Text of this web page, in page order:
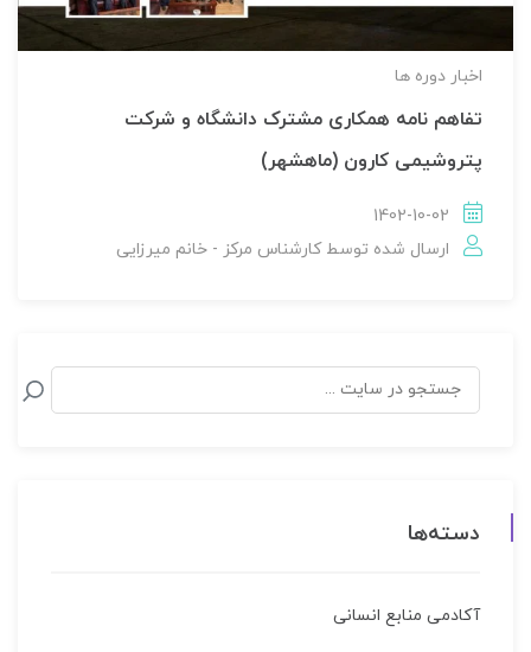
اخبار دوره ها
تفاهم نامه همکاری مشترک دانشگاه و شرکت
پتروشیمی کارون (ماهشهر)
1402-10-02
ارسال شده توسطکارشناس مرکز - خانم میرزایی
دسته‌ها
آکادمی منابع انسانی